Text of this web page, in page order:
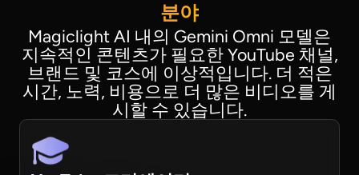
분야
Magiclight AI 내의 Gemini Omni 모델은
지속적인 콘텐츠가 필요한 YouTube 채널,
브랜드 및 코스에 이상적입니다. 더 적은
시간, 노력, 비용으로 더 많은 비디오를 게
시할 수 있습니다.